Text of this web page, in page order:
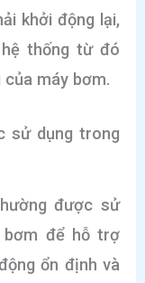
khởi động lại,
thống từ đó
máy bơm.
sử dụng trong
được sử
bơm để hỗ trợ
ổn định và